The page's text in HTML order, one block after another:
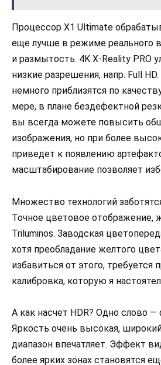
Процессор X1 Ultimate
еще лучше в режиме реального
и размытость. 4K X-Reality PRO
низкие разрешения, напр. Full
немного приблизятся по
мере, в плане бездефектной
вы всегда можете повысить
изображения, но при более
приведет к появлению
масштабирование позволяет
Множество технологий
Точное цветовое отображение,
Triluminos. Заводская
хотя преобладание желтого
избавиться от этого, требуется
калибровка, которую я
А как насчет HDR? Одно слово
Яркость очень высокая,
диапазон впечатляет. Эффект
более ярких зонах становятся